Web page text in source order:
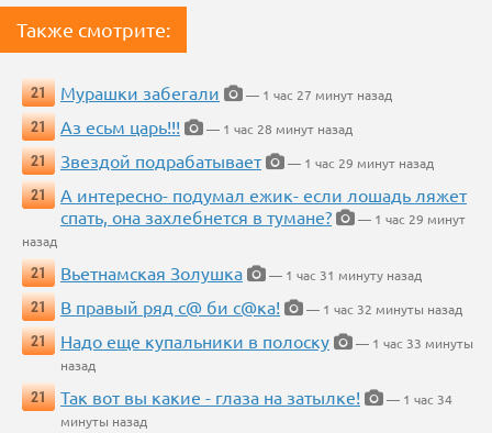
Также смотрите:
21 Мурашки забегали
— 1 час 27 минут назад
21
Аз есьм царь!!!
— 1 час 28 минут назад
21
Звездой подрабатывает
— 1 час 29 минут назад
21
А интересно- подумал ежик- если лошадь ляжет
спать, она захлебнется в тумане?
— 1 час 29 минут
назад
21
Вьетнамская Золушка
— 1 час 31 минуту назад
21
В правый ряд с@ би с@ка!
— 1 час 32 минуты назад
21
Надо еще купальники в полоску
— 1 час 33 минуты
назад
21
Так вот вы какие - глаза на затылке!
— 1 час 34
минуты назад